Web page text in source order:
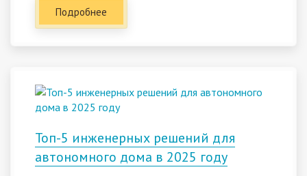
Подробнее
Топ-5 инженерных решений для
автономного дома в 2025 году